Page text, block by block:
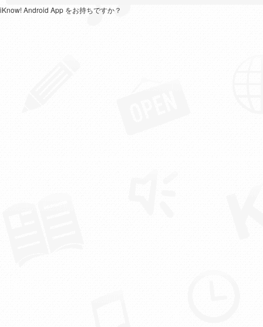
iKnow! Android App をお持ちですか？